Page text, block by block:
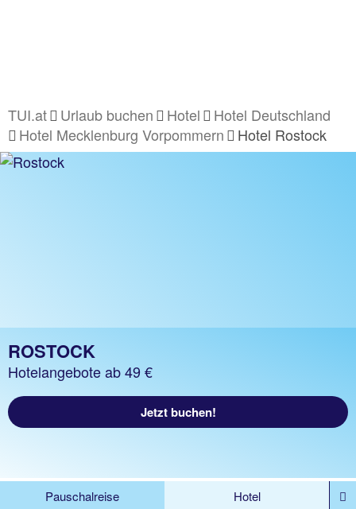
TUI.at Urlaub buchen Hotel
Hotel Deutschland
Hotel Mecklenburg Vorpommern
Hotel Rostock
ROSTOCK
Hotelangebote ab 49 €
Jetzt buchen!
Pauschalreise
Hotel